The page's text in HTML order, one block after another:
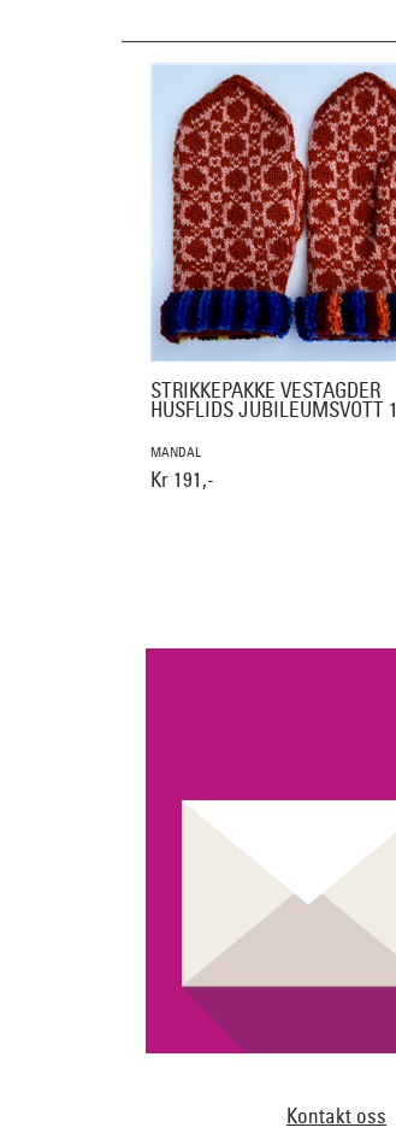
STRIKKEPAKKE VESTAGDER
HUSFLIDS JUBILEUMSVOTT 1
MANDAL
Kr 191,-
Kontakt oss